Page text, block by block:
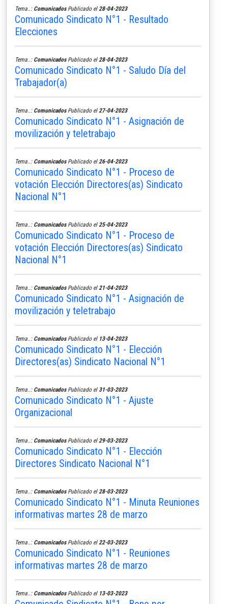
Tema..: ComunicadosPublicado el 28-04-2023
Comunicado Sindicato N°1 - Resultado
Elecciones
Tema..: ComunicadosPublicado el 28-04-2023
Comunicado Sindicato N°1 - Saludo Día del
Trabajador(a)
Tema..: ComunicadosPublicado el 27-04-2023
Comunicado Sindicato N°1 - Asignación de
movilización y teletrabajo
Tema..: ComunicadosPublicado el 26-04-2023
Comunicado Sindicato N°1 - Proceso de
votación Elección Directores(as) Sindicato
Nacional N°1
Tema..: ComunicadosPublicado el 25-04-2023
Comunicado Sindicato N°1 - Proceso de
votación Elección Directores(as) Sindicato
Nacional N°1
Tema..: ComunicadosPublicado el 21-04-2023
Comunicado Sindicato N°1 - Asignación de
movilización y teletrabajo
Tema..: ComunicadosPublicado el 13-04-2023
Comunicado Sindicato N°1 - Elección
Directores(as) Sindicato Nacional N°1
Tema..: ComunicadosPublicado el 31-03-2023
Comunicado Sindicato N°1 - Ajuste
Organizacional
Tema..: ComunicadosPublicado el 29-03-2023
Comunicado Sindicato N°1 - Elección
Directores Sindicato Nacional N°1
Tema..: ComunicadosPublicado el 28-03-2023
Comunicado Sindicato N°1 - Minuta Reuniones
informativas martes 28 de marzo
Tema..: ComunicadosPublicado el 22-03-2023
Comunicado Sindicato N°1 - Reuniones
informativas martes 28 de marzo
Tema..: ComunicadosPublicado el 13-03-2023